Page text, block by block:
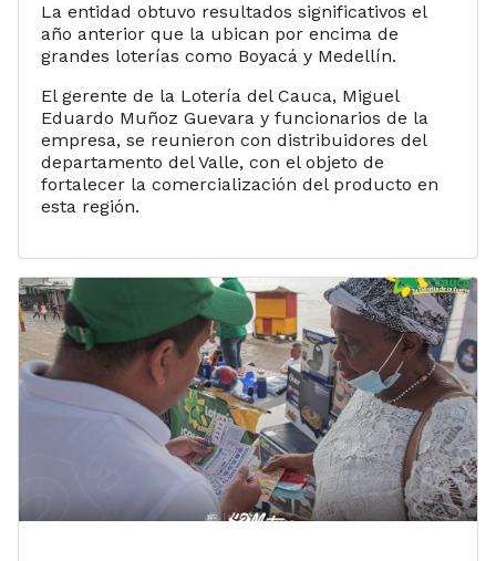
La entidad obtuvo resultados significativos el
año anterior que la ubican por encima de
grandes loterías como Boyacá y Medellín.
El gerente de la Lotería del Cauca, Miguel
Eduardo Muñoz Guevara y funcionarios de la
empresa, se reunieron con distribuidores del
departamento del Valle, con el objeto de
fortalecer la comercialización del producto en
esta región.